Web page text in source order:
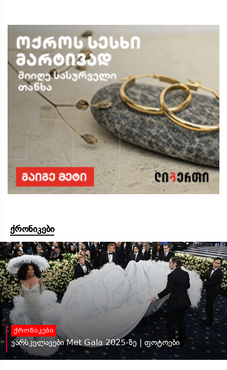
ქრონიკები
ქრონიკები
ვარსკვლავები Met Gala 2025-ზე | ფოტოები